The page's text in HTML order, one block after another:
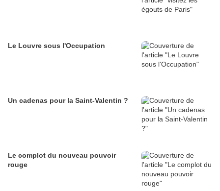
Le Louvre sous l'Occupation
Un cadenas pour la Saint-Valentin ?
Le complot du nouveau pouvoir
rouge